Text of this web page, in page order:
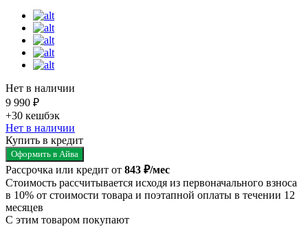
Нет в наличии
9 990 ₽
+30 кешбэк
Нет в наличии
Купить в кредит
Оформить в Айва
Рассрочка или кредит от 843 ₽/мес
Стоимость рассчитывается исходя из первоначального взноса
в 10% от стоимости товара и поэтапной оплаты в течении 12
месяцев
С этим товаром покупают